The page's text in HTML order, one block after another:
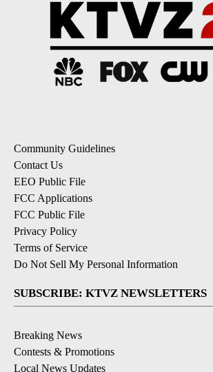
Community Guidelines
Contact Us
EEO Public File
FCC Applications
FCC Public File
Privacy Policy
Terms of Service
Do Not Sell My Personal Information
SUBSCRIBE: KTVZ NEWSLETTERS
Breaking News
Contests & Promotions
Local News Updates